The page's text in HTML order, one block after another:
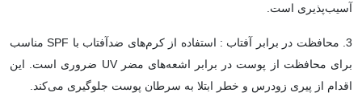
آسیب‌پذیری است.
3. محافظت در برابر آفتاب : استفاده از کرم‌های ضدآفتاب با SPF مناسب
برای محافظت از پوست در برابر اشعه‌های مضر UV ضروری است. این
اقدام از پیری زودرس و خطر ابتلا به سرطان پوست جلوگیری می‌کند.